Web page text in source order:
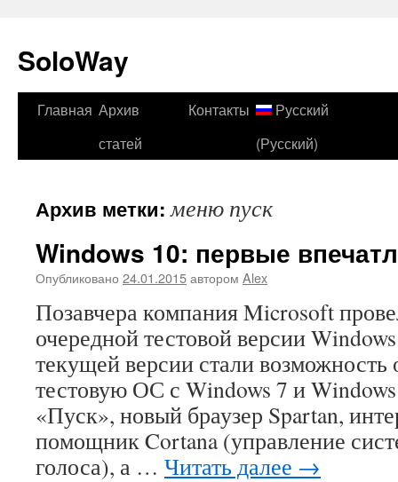
SoloWay
Перейти
Главная Архив
статей
Контакты
Русский
(Русский)
Архив метки:меню пуск
Windows 10: первые
Опубликовано 24.01.2015автором Alex
Позавчера компания Microsoft
очередной тестовой версии
текущей версии стали возможность
тестовую ОС с Windows 7 и
«Пуск», новый браузер Spartan,
помощник Cortana (управление
голоса), а … Читать далее →